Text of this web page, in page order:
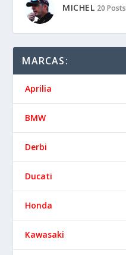
MICHEL 20 Posts
MARCAS:
Aprilia
BMW
Derbi
Ducati
Honda
Kawasaki